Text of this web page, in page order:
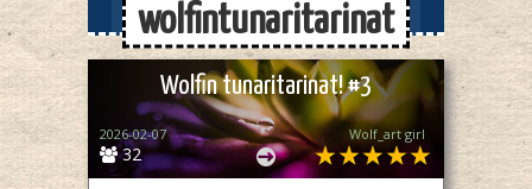
wolfintunaritarinat
Wolfin tunaritarinat! #3
32
2026-02-07 Wolf_art girl ‎